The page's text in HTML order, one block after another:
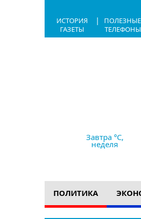
ИСТОРИЯ
ГАЗЕТЫ
|
ПОЛЕЗНЫЕ
ТЕЛЕФОНЫ
Завтра °C,
неделя
ПОЛИТИКА